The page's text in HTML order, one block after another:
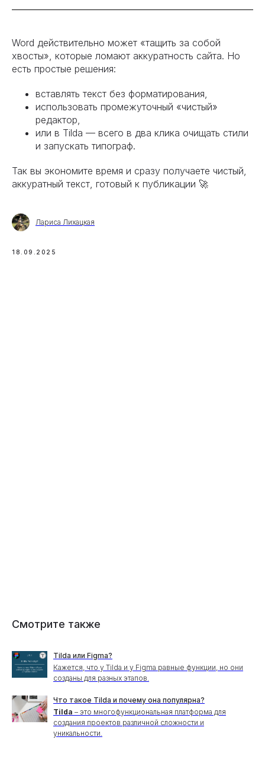
Word действительно может «тащить за собой
хвосты», которые ломают аккуратность сайта. Но
есть простые решения:
вставлять текст без форматирования,
использовать промежуточный «чистый»
редактор,
или в Tilda — всего в два клика очищать стили
и запускать типограф.
Так вы экономите время и сразу получаете чистый,
аккуратный текст, готовый к публикации 🚀
Лариса Лихацкая
18.09.2025
Смотрите также
Tilda или Figma?
Кажется, что у Tilda и у Figma равные функции, но они
созданы для разных этапов.
Что такое Tilda и почему она популярна?
Tilda – это многофункциональная платформа для
создания проектов различной сложности и
уникальности.